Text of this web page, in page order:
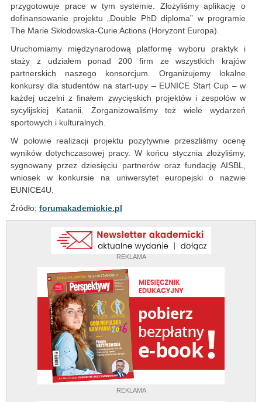
REKLAMA
REKLAMA
przygotowuje prace w tym systemie. Złożyliśmy aplikację o
dofinansowanie projektu „Double PhD diploma” w programie
The Marie Skłodowska-Curie Actions (Horyzont Europa).
Uruchomiamy międzynarodową platformę wyboru praktyk i
staży z udziałem ponad 200 firm ze wszystkich krajów
partnerskich naszego konsorcjum. Organizujemy lokalne
konkursy dla studentów na start-upy – EUNICE Start Cup – w
każdej uczelni z finałem zwycięskich projektów i zespołów w
sycylijskiej Katanii. Zorganizowaliśmy też wiele wydarzeń
sportowych i kulturalnych.
W połowie realizacji projektu pozytywnie przeszliśmy ocenę
wyników dotychczasowej pracy. W końcu stycznia złożyliśmy,
sygnowany przez dziesięciu partnerów oraz fundację AISBL,
wniosek w konkursie na uniwersytet europejski o nazwie
EUNICE4U.
Źródło: forumakademickie.pl